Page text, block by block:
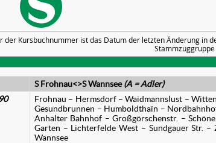
der Kursbuchnummer ist das Datum der letzten Änderung in
S Frohnau<>S Wannsee(A = Adler)
Frohnau – Hermsdorf – Waidmannslust –
Gesundbrunnen – Humboldthain –
Anhalter Bahnhof – Großgörschenstr. –
Garten – Lichterfelde West – Sundgauer Str.
Wannsee